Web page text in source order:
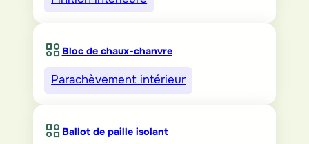
Bloc de chaux-chanvre
Parachèvement intérieur
Ballot de paille isolant